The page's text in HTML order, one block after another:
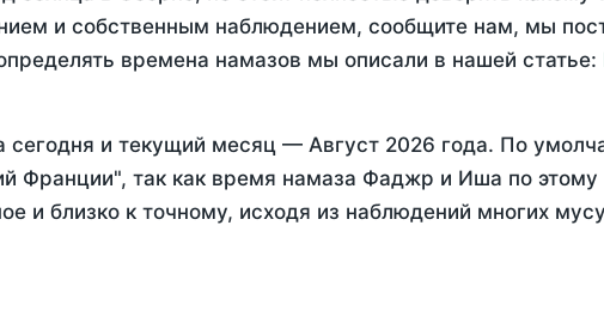
и собственным наблюдением, сообщите нам, мы
времена намазов мы описали в нашей статье:
сегодня и текущий месяц — Август 2026 года. По
Франции", так как время намаза Фаджр и Иша по этому
и близко к точному, исходя из наблюдений многих